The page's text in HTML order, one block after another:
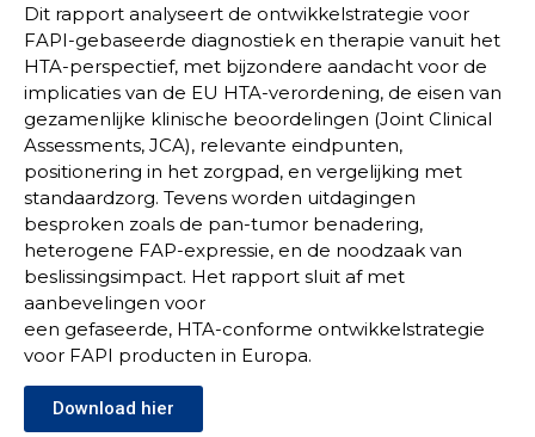
Dit rapport analyseert de ontwikkelstrategie voor
FAPI-gebaseerde diagnostiek en therapie vanuit het
HTA-perspectief, met bijzondere aandacht voor de
implicaties van de EU HTA-verordening, de eisen van
gezamenlijke klinische beoordelingen (Joint Clinical
Assessments, JCA), relevante eindpunten,
positionering in het zorgpad, en vergelijking met
standaardzorg. Tevens worden uitdagingen
besproken zoals de pan-tumor benadering,
heterogene FAP-expressie, en de noodzaak van
beslissingsimpact. Het rapport sluit af met
aanbevelingen voor
een gefaseerde, HTA-conforme ontwikkelstrategie
voor FAPI producten in Europa.
Download hier